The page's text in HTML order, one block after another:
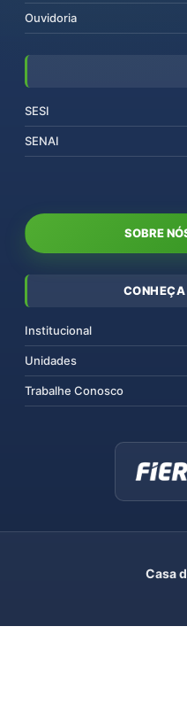
Ouvidoria
SESI
SENAI
SOBRE
CONHEÇA
Institucional
Unidades
Trabalhe Conosco
Casa